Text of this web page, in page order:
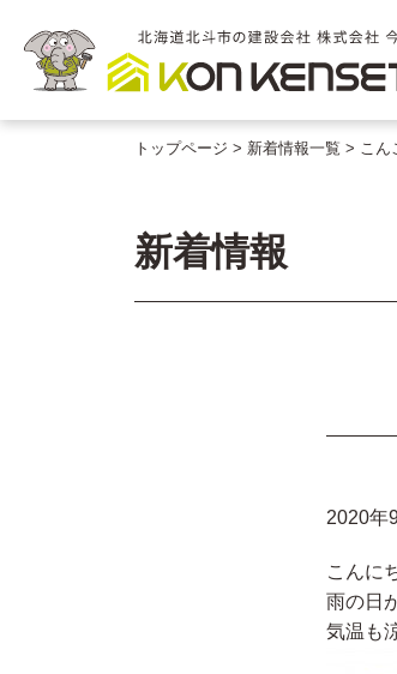
トップページ 新着情報一覧 こん
新着情報
2020年
こんに
雨の日
気温も